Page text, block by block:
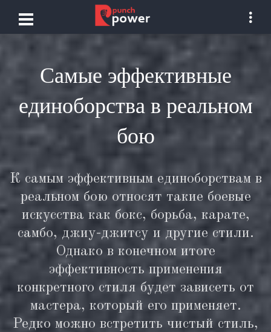
Самые эффективные
единоборства в реальном
бою
К самым эффективным единоборствам в
реальном бою относят такие боевые
искусства как бокс, борьба, карате,
самбо, джиу-джитсу и другие стили.
Однако в конечном итоге
эффективность применения
конкретного стиля будет зависеть от
мастера, который его применяет.
Редко можно встретить чистый стиль,